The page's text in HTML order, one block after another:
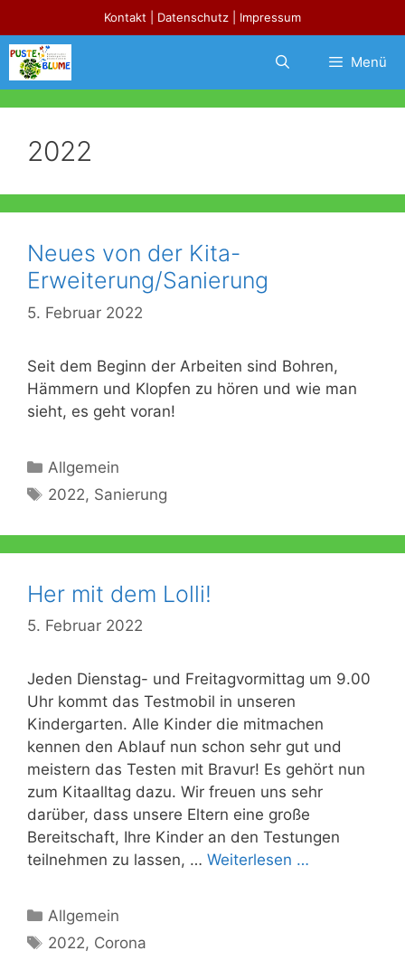
Inhalt
springen
Kontakt Datenschutz Impressum
Menü
2022
Neues von der Kita-
Erweiterung/Sanierung
5. Februar 2022
Seit dem Beginn der Arbeiten sind Bohren,
Hämmern und Klopfen zu hören und wie man
sieht, es geht voran!
Kategorien
Allgemein
Schlagwörter
2022, Sanierung
Her mit dem Lolli!
5. Februar 2022
Jeden Dienstag- und Freitagvormittag um 9.00
Uhr kommt das Testmobil in unseren
Kindergarten. Alle Kinder die mitmachen
kennen den Ablauf nun schon sehr gut und
meistern das Testen mit Bravur! Es gehört nun
zum Kitaalltag dazu. Wir freuen uns sehr
darüber, dass unsere Eltern eine große
Bereitschaft, Ihre Kinder an den Testungen
teilnehmen zu lassen, … Weiterlesen …
Kategorien
Allgemein
Schlagwörter
2022, Corona